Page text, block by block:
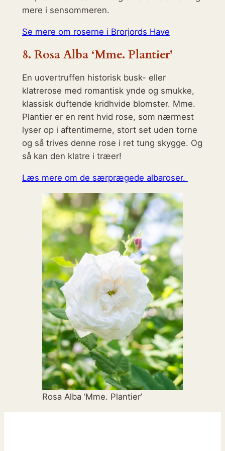
mere i sensommeren.
Se mere om roserne i Brorjords Have
8. Rosa Alba ‘Mme. Plantier’
En uovertruffen historisk busk- eller
klatrerose med romantisk ynde og smukke,
klassisk duftende kridhvide blomster. Mme.
Plantier er en rent hvid rose, som nærmest
lyser op i aftentimerne, stort set uden torne
og så trives denne rose i ret tung skygge. Og
så kan den klatre i træer!
Læs mere om de særprægede albaroser.
Rosa Alba ‘Mme. Plantier’